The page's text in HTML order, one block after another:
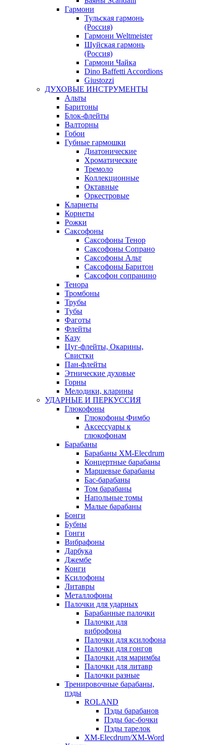
Гармони
Тульская гармонь
(Россия)
Гармони Weltmeister
Шуйская гармонь
(Россия)
Гармони Чайка
Dino Baffetti Accordions
Giustozzi
ДУХОВЫЕ ИНСТРУМЕНТЫ
Альты
Баритоны
Блок-флейты
Валторны
Гобои
Губные гармошки
Диатонические
Хроматические
Тремоло
Коллекционные
Октавные
Оркестровые
Кларнеты
Корнеты
Рожки
Саксофоны
Саксофоны Тенор
Саксофоны Сопрано
Саксофоны Альт
Саксофоны Баритон
Саксофон сопранино
Тенора
Тромбоны
Трубы
Тубы
Фаготы
Флейты
Казу
Цуг-флейты, Окарины,
Свистки
Пан-флейты
Этнические духовые
Горны
Мелодики, кларины
УДАРНЫЕ И ПЕРКУССИЯ
Глюкофоны
Глюкофоны Фимбо
Аксессуары к
глюкофонам
Барабаны
Барабаны XM-Elecdrum
Концертные барабаны
Маршевые барабаны
Бас-барабаны
Том барабаны
Напольные томы
Малые барабаны
Бонги
Бубны
Гонги
Вибрафоны
Дарбука
Джембе
Конги
Ксилофоны
Литавры
Металлофоны
Палочки для ударных
Барабанные палочки
Палочки для
виброфона
Палочки для ксилофона
Палочки для гонгов
Палочки для маримбы
Палочки для литавр
Палочки разные
Тренировочные барабаны,
пэды
ROLAND
Пэды барабанов
Пэды бас-бочки
Пэды тарелок
XM-Elecdrum/XM-Word